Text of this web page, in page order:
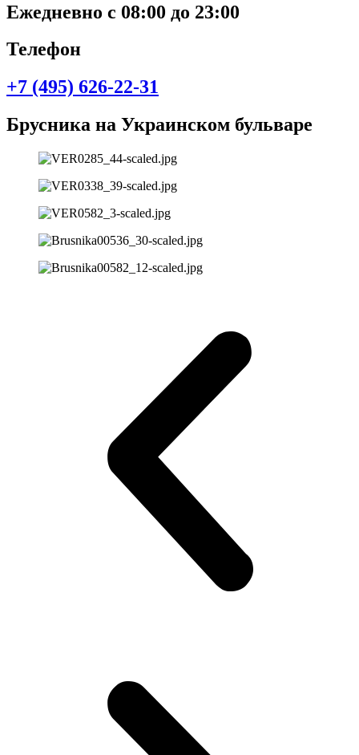
Ежедневно с 08:00 до 23:00
Телефон
+7 (495) 626-22-31
Брусника на Украинском бульваре